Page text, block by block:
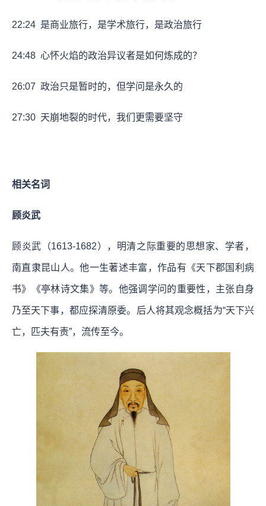
22:24 是商业旅行，是学术旅行，是政治旅行
24:48 心怀火焰的政治异议者是如何炼成的？
26:07 政治只是暂时的，但学问是永久的
27:30 天崩地裂的时代，我们更需要坚守
相关名词
顾炎武
顾炎武（1613-1682），明清之际重要的思想家、学者，
南直隶昆山人。他一生著述丰富，作品有《天下郡国利病
书》《亭林诗文集》等。他强调学问的重要性，主张自身
乃至天下事，都应探清原委。后人将其观念概括为“天下兴
亡，匹夫有责”，流传至今。